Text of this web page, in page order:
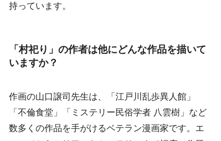
持っています。
「村祀り」の作者は他にどんな作品を描いて
いますか？
作画の山口譲司先生は、「江戸川乱歩異人館」
「不倫食堂」「ミステリー民俗学者 八雲樹」など
数多くの作品を手がけるベテラン漫画家です。エ